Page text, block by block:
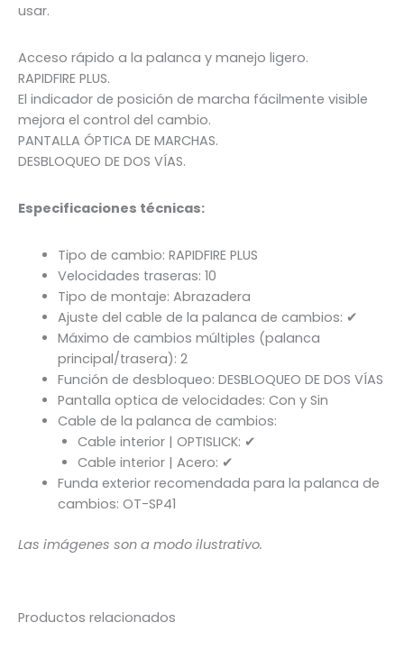
usar.
Acceso rápido a la palanca y manejo ligero.
RAPIDFIRE PLUS.
El indicador de posición de marcha fácilmente visible
mejora el control del cambio.
PANTALLA ÓPTICA DE MARCHAS.
DESBLOQUEO DE DOS VÍAS.
Especificaciones técnicas:
Tipo de cambio: RAPIDFIRE PLUS
Velocidades traseras: 10
Tipo de montaje: Abrazadera
Ajuste del cable de la palanca de cambios: ✔
Máximo de cambios múltiples (palanca
principal/trasera): 2
Función de desbloqueo: DESBLOQUEO DE DOS VÍAS
Pantalla optica de velocidades: Con y Sin
Cable de la palanca de cambios:
Cable interior | OPTISLICK: ✔
Cable interior | Acero: ✔
Funda exterior recomendada para la palanca de
cambios: OT-SP41
Las imágenes son a modo ilustrativo.
Productos relacionados